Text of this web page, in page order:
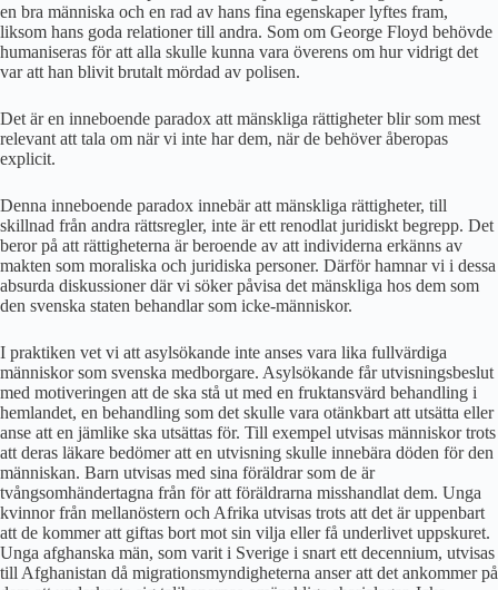
en bra människa och en rad av hans fina egenskaper lyftes fram,
liksom hans goda relationer till andra. Som om George Floyd behövde
humaniseras för att alla skulle kunna vara överens om hur vidrigt det
var att han blivit brutalt mördad av polisen.
Det är en inneboende paradox att mänskliga rättigheter blir som mest
relevant att tala om när vi inte har dem, när de behöver åberopas
explicit.
Denna inneboende paradox innebär att mänskliga rättigheter, till
skillnad från andra rättsregler, inte är ett renodlat juridiskt begrepp. Det
beror på att rättigheterna är beroende av att individerna erkänns av
makten som moraliska och juridiska personer. Därför hamnar vi i dessa
absurda diskussioner där vi söker påvisa det mänskliga hos dem som
den svenska staten behandlar som icke-människor.
I praktiken vet vi att asylsökande inte anses vara lika fullvärdiga
människor som svenska medborgare. Asylsökande får utvisningsbeslut
med motiveringen att de ska stå ut med en fruktansvärd behandling i
hemlandet, en behandling som det skulle vara otänkbart att utsätta eller
anse att en jämlike ska utsättas för. Till exempel utvisas människor trots
att deras läkare bedömer att en utvisning skulle innebära döden för den
människan. Barn utvisas med sina föräldrar som de är
tvångsomhändertagna från för att föräldrarna misshandlat dem. Unga
kvinnor från mellanöstern och Afrika utvisas trots att det är uppenbart
att de kommer att giftas bort mot sin vilja eller få underlivet uppskuret.
Unga afghanska män, som varit i Sverige i snart ett decennium, utvisas
till Afghanistan då migrationsmyndigheterna anser att det ankommer på